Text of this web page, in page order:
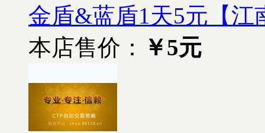
金盾&蓝盾1天5元【江
本店售价：
￥5元